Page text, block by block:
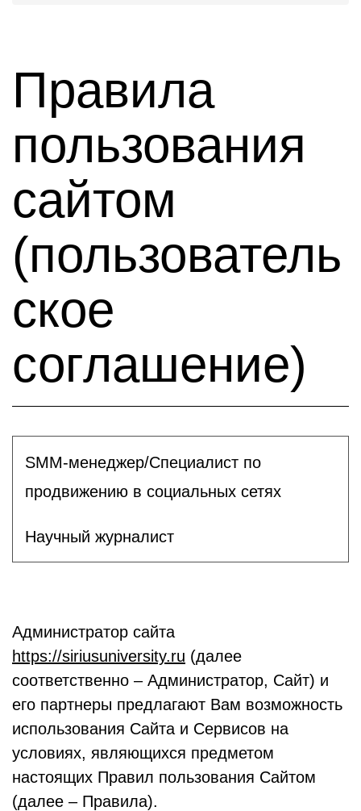
Правила
пользования
сайтом
(пользователь
ское
соглашение)
SMM-менеджер/Специалист по
продвижению в социальных сетях
Научный журналист
Администратор сайта
https://siriusuniversity.ru (далее
соответственно – Администратор, Сайт) и
его партнеры предлагают Вам возможность
использования Сайта и Сервисов на
условиях, являющихся предметом
настоящих Правил пользования Сайтом
(далее – Правила).